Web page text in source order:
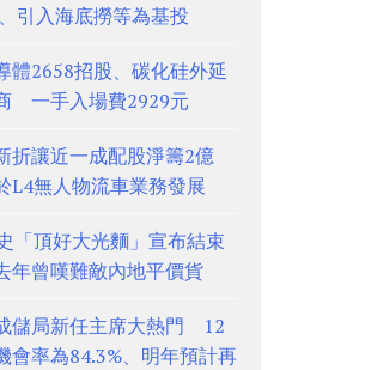
引入海底撈等為基投
體2658招股、碳化硅外延
一手入場費2929元
折讓近一成配股淨籌2億
無人物流車業務發展
「頂好大光麵」宣布結束
曾嘆難敵內地平價貨
儲局新任主席大熱門 12
會率為84.3%、明年預計再